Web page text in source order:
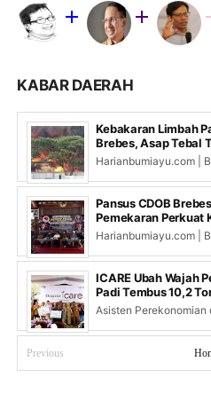
KABAR DAERAH
Kebakaran Limbah
Brebes, Asap Tebal
Harianbumiayu.com |
Pansus CDOB
Pemekaran Perkuat
Harianbumiayu.com |
ICARE Ubah Wajah
Padi Tembus 10,2
Asisten Perekonomian
Previous